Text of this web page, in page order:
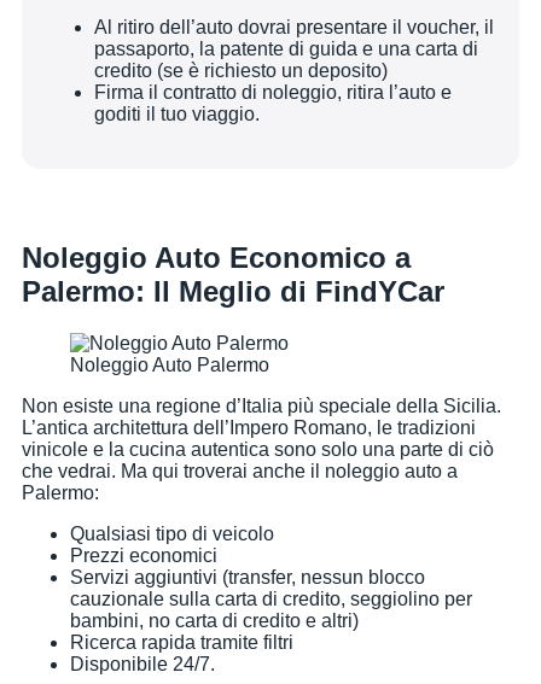
Al ritiro dell’auto dovrai presentare il voucher, il
passaporto, la patente di guida e una carta di
credito (se è richiesto un deposito)
Firma il contratto di noleggio, ritira l’auto e
goditi il tuo viaggio.
Noleggio Auto Economico a
Palermo: Il Meglio di FindYCar
Noleggio Auto Palermo
Non esiste una regione d’Italia più speciale della Sicilia.
L’antica architettura dell’Impero Romano, le tradizioni
vinicole e la cucina autentica sono solo una parte di ciò
che vedrai. Ma qui troverai anche il noleggio auto a
Palermo:
Qualsiasi tipo di veicolo
Prezzi economici
Servizi aggiuntivi (transfer, nessun blocco
cauzionale sulla carta di credito, seggiolino per
bambini, no carta di credito e altri)
Ricerca rapida tramite filtri
Disponibile 24/7.